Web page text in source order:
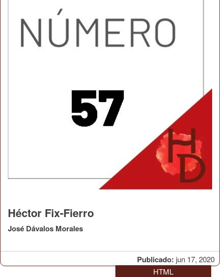
Publicado: jun 17, 2020
Héctor Fix-Fierro
José Dávalos Morales
HTML